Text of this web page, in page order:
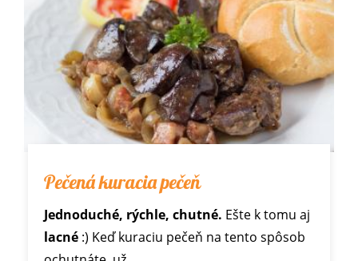
Pečená kuracia pečeň
Jednoduché, rýchle, chutné. Ešte k tomu aj
lacné :) Keď kuraciu pečeň na tento spôsob